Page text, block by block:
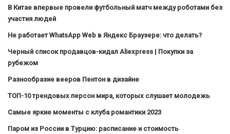
В Китае впервые провели футбольный матч между роботами без
участия людей
Не работает WhatsApp Web в Яндекс Браузере: что делать?
Черный список продавцов-кидал Aliexpress | Покупки за
рубежом
Разнообразие вееров Пентон в дизайне
ТОП-10 трендовых персон мира, которых слушает молодежь
Самые яркие моменты с клуба романтики 2023
Паром из России в Турцию: расписание и стоимость